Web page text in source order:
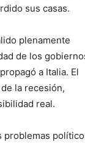
sus casas.
plenamente
de los
a Italia. El
la recesión,
real.
problemas